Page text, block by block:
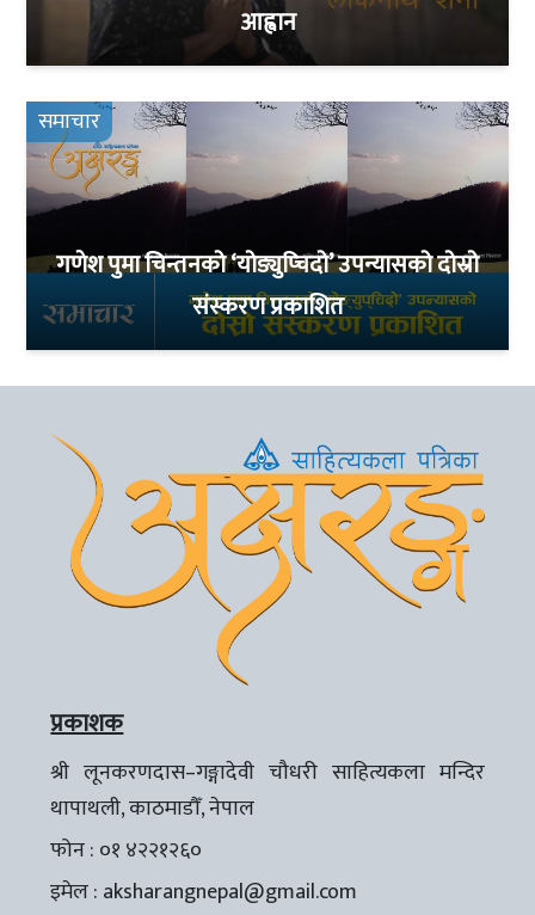
आह्वान
समाचार
गणेश पुमा चिन्तनको ‘योङ्युप्चिदो’ उपन्यासको दोस्रो
संस्करण प्रकाशित
प्रकाशक
श्री लूनकरणदास–गङ्गादेवी चौधरी साहित्यकला मन्दिर
थापाथली, काठमाडौँ, नेपाल
फोन : ०१ ४२२१२६०
इमेल : aksharangnepal@gmail.com